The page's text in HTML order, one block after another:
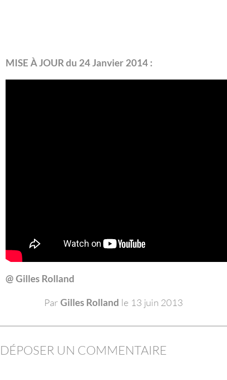
MISE À JOUR du 24 Janvier 2014 :
@ Gilles Rolland
Par Gilles Rolland le 13 juin 2013
DÉPOSER UN COMMENTAIRE